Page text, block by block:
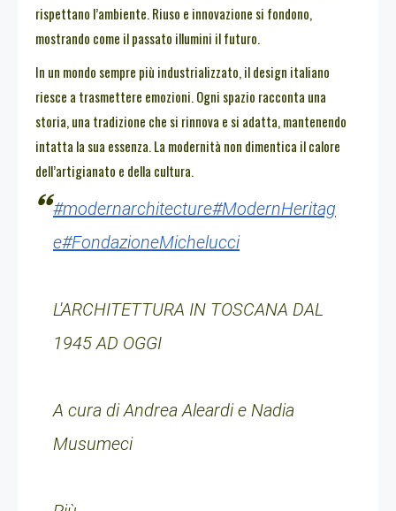
rispettano l’ambiente. Riuso e innovazione si fondono,
mostrando come il passato illumini il futuro.
In un mondo sempre più industrializzato, il design italiano
riesce a trasmettere emozioni. Ogni spazio racconta una
storia, una tradizione che si rinnova e si adatta, mantenendo
intatta la sua essenza. La modernità non dimentica il calore
dell’artigianato e della cultura.
#modernarchitecture#ModernHeritag
e#FondazioneMichelucci
L'ARCHITETTURA IN TOSCANA DAL
1945 AD OGGI
A cura di Andrea Aleardi e Nadia
Musumeci